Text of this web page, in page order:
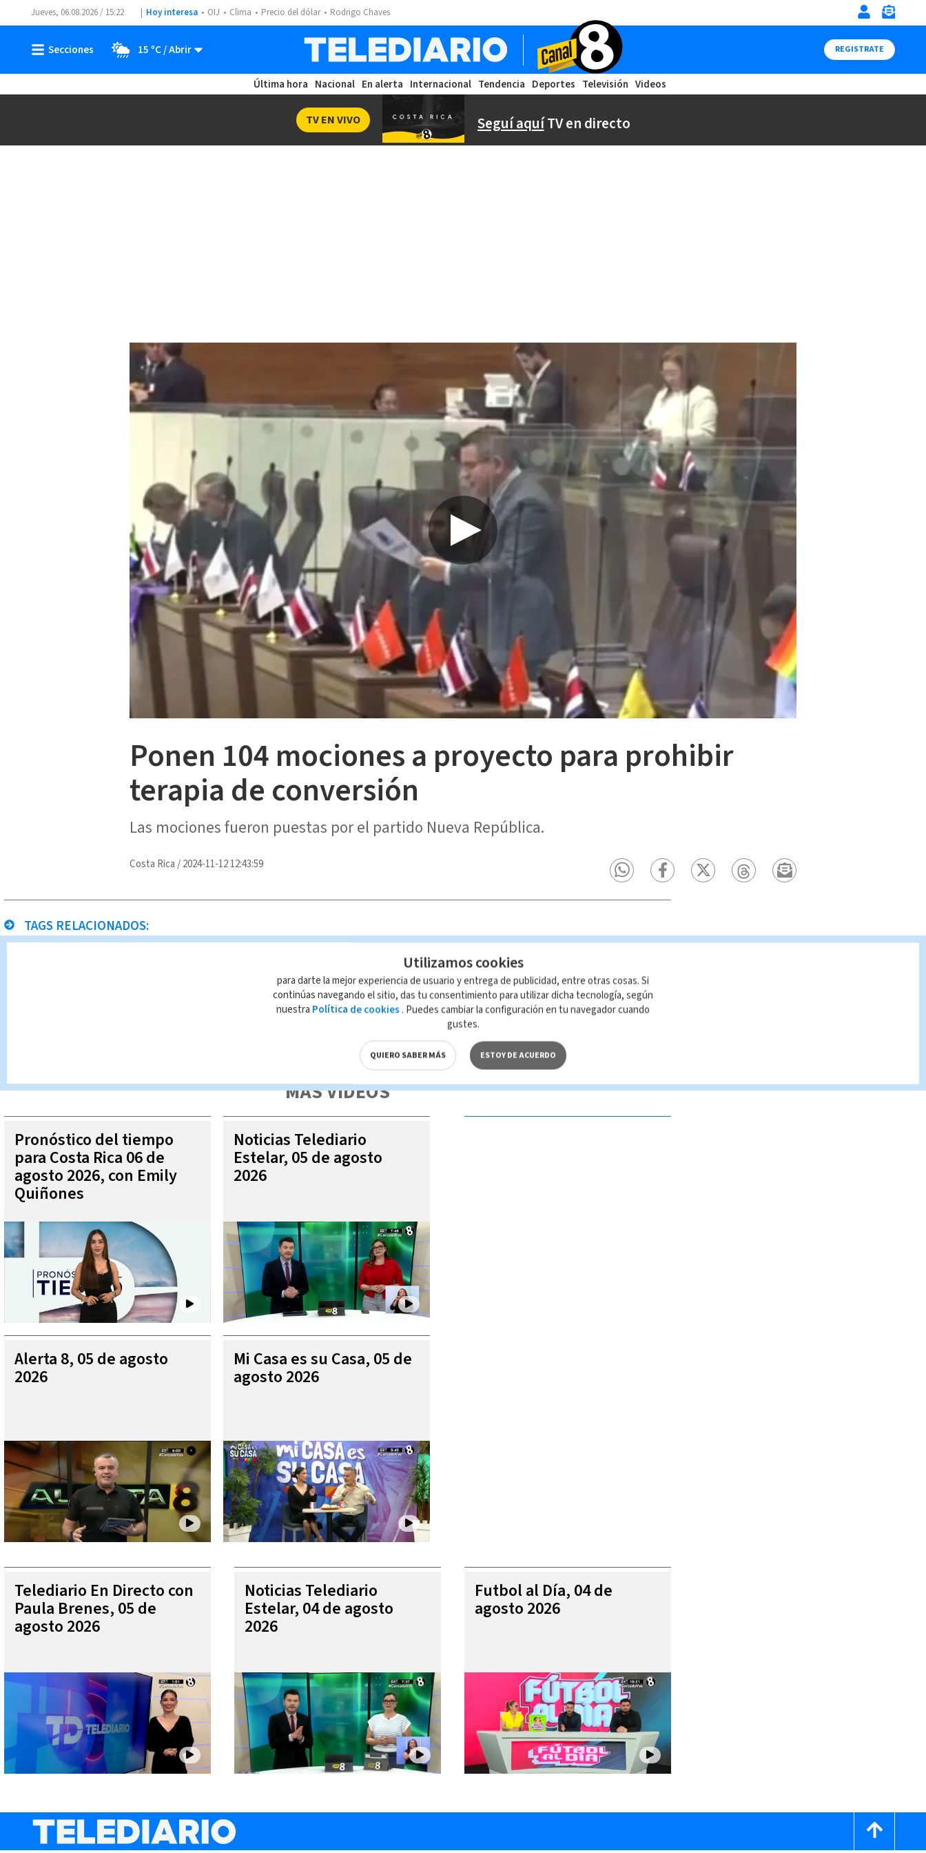
Jueves, 06.08.2026 / 15:22 Hoy interesa OIJ Clima Precio del dólar Rodrigo Chaves
15 ºC REGISTRATE
Última hora Nacional En alerta Internacional Tendencia Deportes Televisión Videos
Seguí aquíTV en directo
TV EN VIVO
Ponen 104 mociones a proyecto para prohibir
terapia de conversión
Las mociones fueron puestas por el partido Nueva República.
Costa Rica /2024-11-12 12:43:59
TAGS RELACIONADOS:
Queda prohibida la reproducción total o parcial del contenido de esta página, mismo que es propiedad de TELEDIARIO; su reproducción no
autorizada constituye una infracción y un delito de conformidad con las leyes aplicables.
MÁS VIDEOS
Pronóstico del tiempo
para Costa Rica 06 de
agosto 2026, con Emily
Quiñones
Noticias Telediario
Estelar, 05 de agosto
2026
Alerta 8, 05 de agosto
2026
Mi Casa es su Casa, 05 de
agosto 2026
Telediario En Directo con
Paula Brenes, 05 de
agosto 2026
Noticias Telediario
Estelar, 04 de agosto
2026
Futbol al Día, 04 de
agosto 2026
Utilizamos cookies
para darte la mejor experiencia de usuario y entrega de publicidad, entre otras cosas. Si
continúas navegando el sitio, das tu consentimiento para utilizar dicha tecnología, según
nuestra Política de cookies . Puedes cambiar la configuración en tu navegador cuando
gustes.
QUIERO SABER MÁS ESTOY DE ACUERDO